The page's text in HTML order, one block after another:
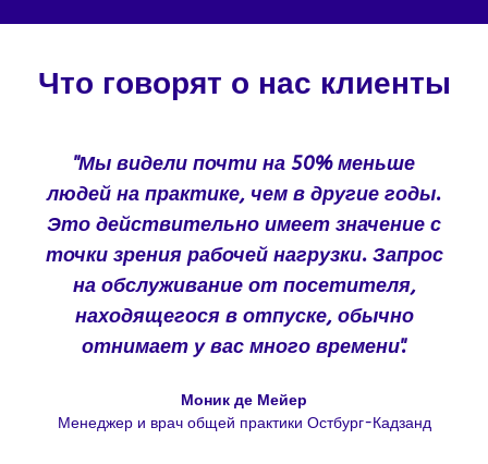
Что говорят о нас клиенты
"Мы видели почти на 50% меньше
людей на практике, чем в другие годы.
Это действительно имеет значение с
точки зрения рабочей нагрузки. Запрос
на обслуживание от посетителя,
находящегося в отпуске, обычно
отнимает у вас много времени".
Моник де Мейер
Менеджер и врач общей практики Остбург-Кадзанд